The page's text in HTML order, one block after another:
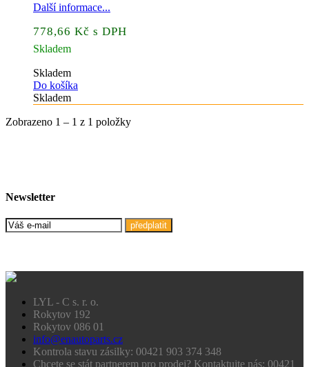
Další informace...
778,66 Kč s DPH
Skladem
Skladem
Do košíka
Skladem
Zobrazeno 1 – 1 z 1 položky
Newsletter
předplatit
LYL - C s. r. o.
Rokytov 192
Rokytov 086 01
info@enautoparts.cz
Kontrola stavu zásilky: 00421 903 374 348
Chcete se stát partnerem pro prodej? Kontaktujte nás: 00421